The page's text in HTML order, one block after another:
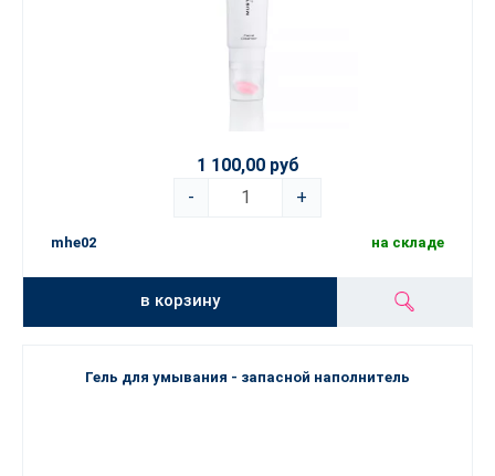
1 100,00 руб
-
+
mhe02 на складе
в корзину
Гель для умывания - запасной наполнитель